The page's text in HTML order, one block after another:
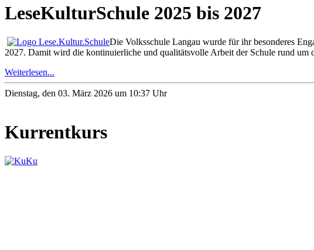
LeseKulturSchule 2025 bis 2027
Die Volksschule Langau wurde für ihr besonderes
2027. Damit wird die kontinuierliche und qualitätsvolle Arbeit der Schule rund um
Weiterlesen...
Dienstag, den 03. März 2026 um 10:37 Uhr
Kurrentkurs